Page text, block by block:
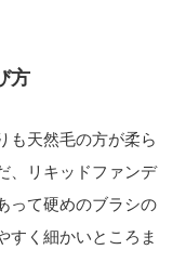
方
も天然毛の方が柔ら
、リキッドファンデ
って硬めのブラシの
すく細かいところま